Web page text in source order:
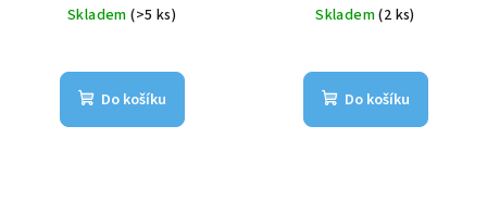
Skladem(>5 ks)
Do košíku
Skladem(2 ks)
Do košíku